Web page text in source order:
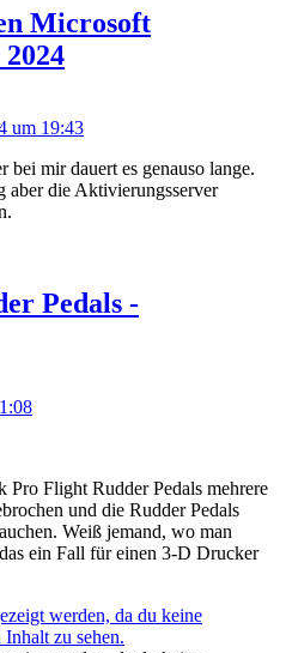
Microsoft
um 19:43
bei mir dauert es genauso lange.
die Aktivierungsserver
Pedals -
Pro Flight Rudder Pedals mehrere
und die Rudder Pedals
Weiß jemand, wo man
ein Fall für einen 3-D Drucker
werden, da du keine
zu sehen.